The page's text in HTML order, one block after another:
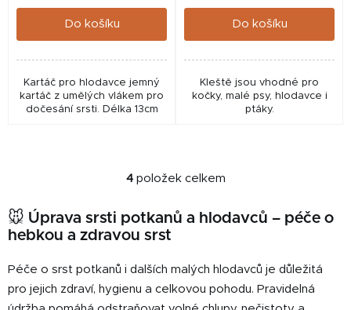
cena:
Do košíku
Kartáč pro hlodavce jemný
kartáč z umělých vlákem pro
dočesání srsti. Délka 13cm
cena:
Do košíku
Kleště jsou vhodné pro
kočky, malé psy, hlodavce i
ptáky.
O
l
a
c
4položek celkem
🐭 Úprava srsti potkanů a hlodavců – péče o
hebkou a zdravou srst
Péče o srst potkanů i dalších malých hlodavců je důležitá
pro jejich zdraví, hygienu a celkovou pohodu. Pravidelná